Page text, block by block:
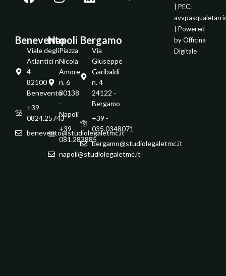
Benevento
Viale degli
Atlantici n.
4
82100 -
Benevento
+39 -
0824.25743
benevento@studiolegaletmc.it
Napoli
Piazza
Nicola
Amore
n. 6
80138
-
Napoli
+39 -
081.283885
napoli@studiolegaletmc.it
Bergamo
Via
Giuseppe
Garibaldi
n. 4
24122 -
Bergamo
+39 -
035.0348071
bergamo@studiolegaletmc.it
| PEC:
| Powered
byOfficina
Digitale